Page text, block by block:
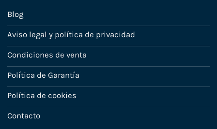
Blog
Aviso legal y política de privacidad
Condiciones de venta
Política de Garantía
Política de cookies
Contacto